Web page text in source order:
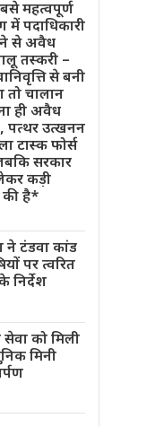
महत्वपूर्ण
पदाधिकारी
से अवैध
तस्करी –
से बनी
तो चालान
ही अवैध
पत्थर उत्खनन
टास्क फोर्स
सरकार
कड़ी
की है*
टंडवा कांड
पर त्वरित
निर्देश
को मिली
मिनी